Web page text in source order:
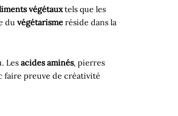
végétauxtels que les
du végétarisme réside dans la
Les acides aminés, pierres
faire preuve de créativité